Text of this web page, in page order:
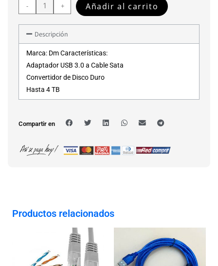
- + Añadir al carrito
Descripción
Marca: Dm Características:
Adaptador USB 3.0 a Cable Sata
Convertidor de Disco Duro
Hasta 4 TB
Compartir en
Productos relacionados